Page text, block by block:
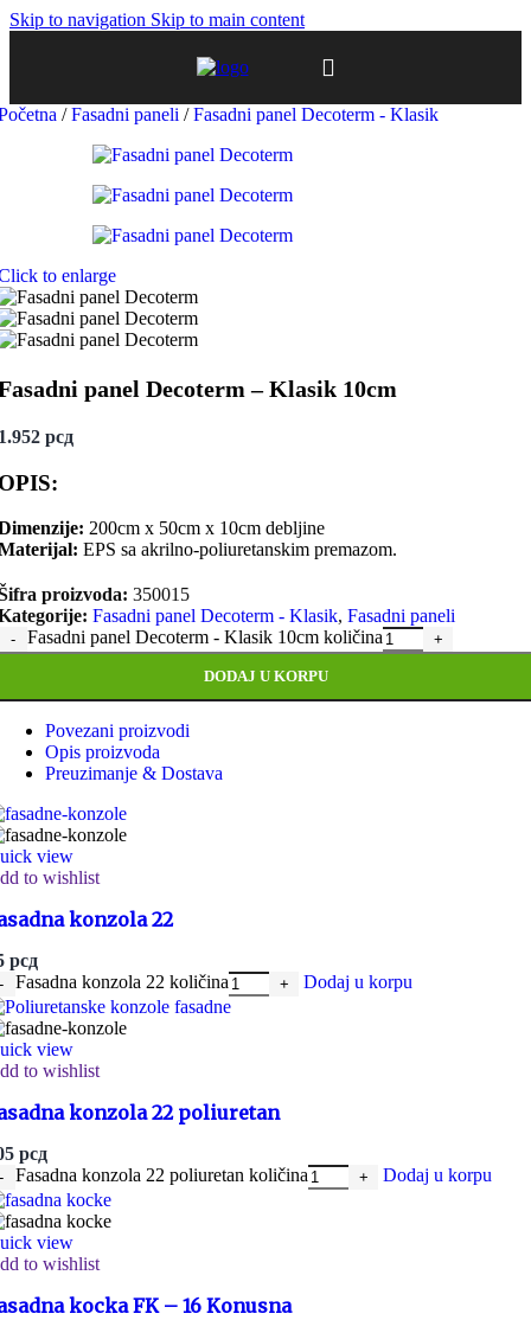
Skip to navigation Skip to main content
/ Fasadni paneli / Fasadni panel Decoterm - Klasik
to enlarge
panel Decoterm – Klasik 10cm
рсд
200cm x 50cm x 10cm debljine
EPS sa akrilno-poliuretanskim premazom.
proizvoda: 350015
Fasadni panel Decoterm - Klasik, Fasadni paneli
Fasadni panel Decoterm - Klasik 10cm količina
DODAJ U KORPU
Povezani proizvodi
Opis proizvoda
Preuzimanje & Dostava
view
to wishlist
konzola 22
рсд
Fasadna konzola 22 količina
Dodaj u korpu
view
to wishlist
konzola 22 poliuretan
рсд
Fasadna konzola 22 poliuretan količina
Dodaj u korpu
view
to wishlist
kocka FK – 16 Konusna